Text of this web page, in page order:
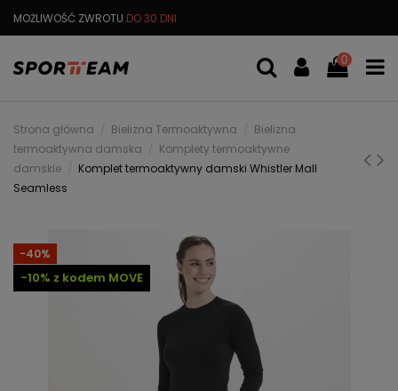
MOŻLIWOŚĆ ZWROTU DO 30 DNI
0
Strona główna Bielizna Termoaktywna
Bielizna
termoaktywna damska
Komplety termoaktywne
damskie
Komplet termoaktywny damski Whistler Mall
Seamless
-40%
-10% z kodem MOVE